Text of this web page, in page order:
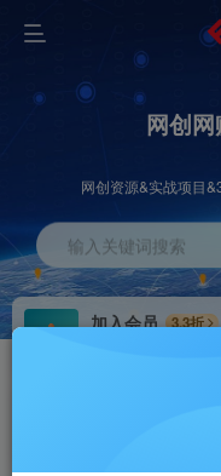
网创
网创资源&实战项目
输入关键词搜索
加入会员
3.3折